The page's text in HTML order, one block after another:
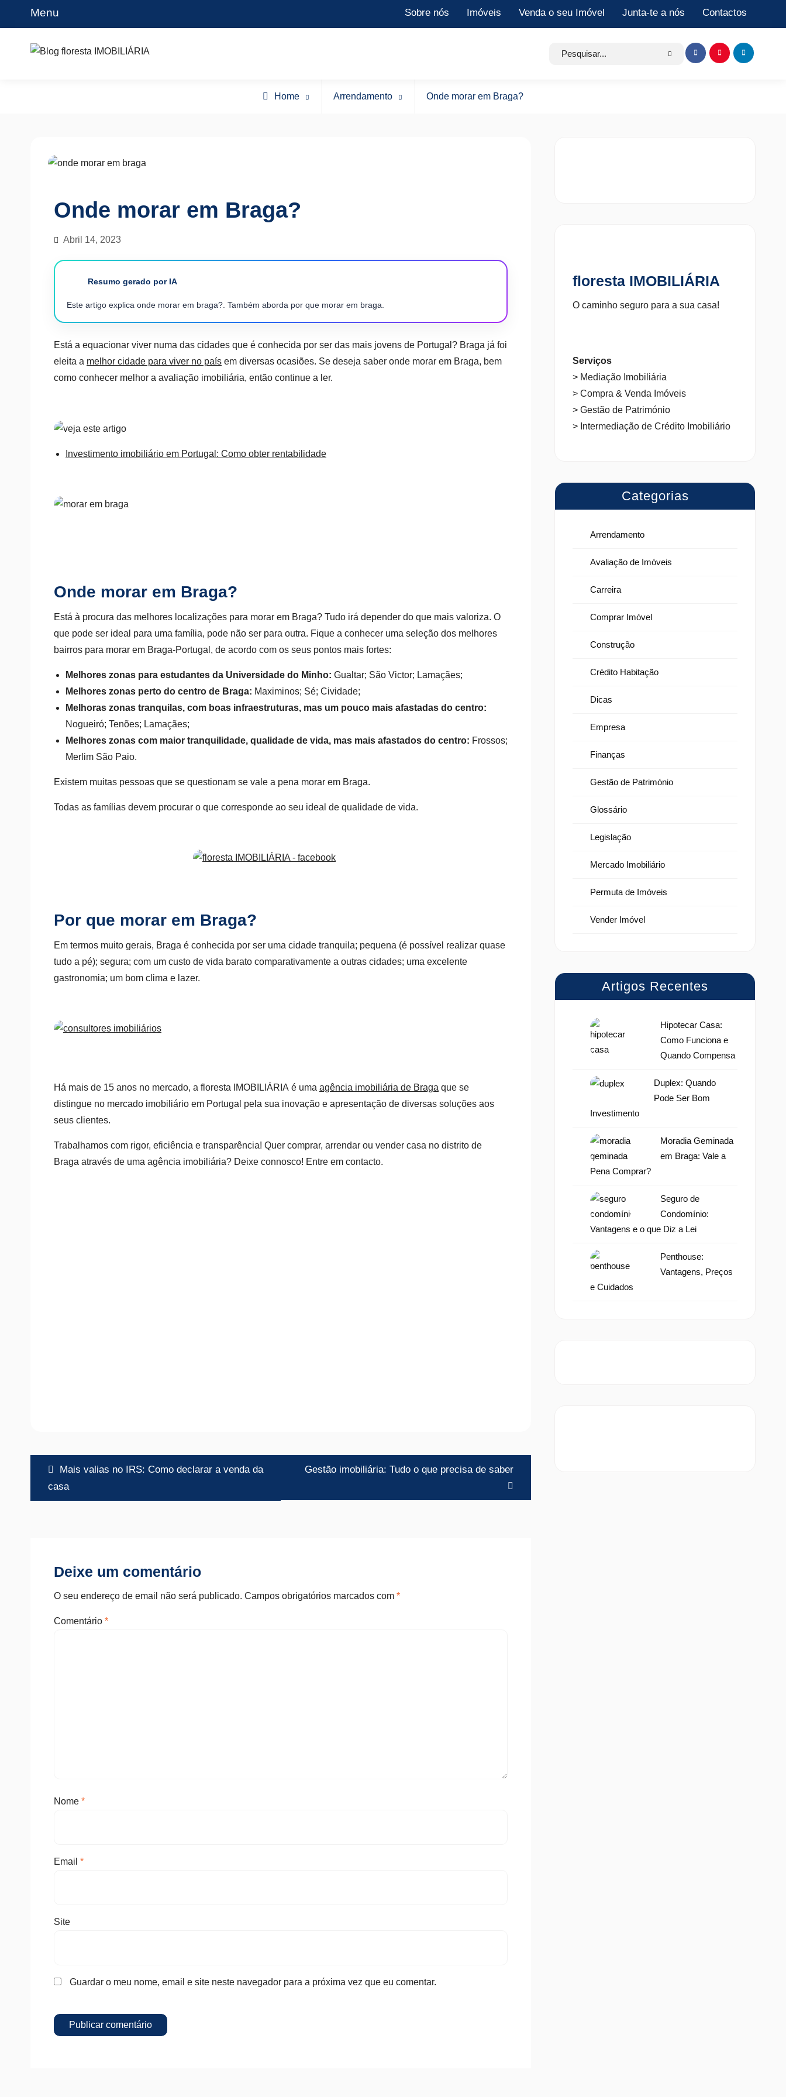
Menu Sobre nós Imóveis Venda o seu Imóvel Junta-te a nós Contactos
Blog floresta IMOBILIÁRIA
Search
Item
Item
Item
Home
Arrendamento Onde morar em Braga?
Onde morar em Braga?
Abril 14, 2023
Resumo gerado por IA
Este artigo explica onde morar em braga?. Também aborda por que morar em braga.
Está a equacionar viver numa das cidades que é conhecida por ser das mais jovens de Portugal? Braga já foi
eleita a melhor cidade para viver no país em diversas ocasiões. Se deseja saber onde morar em Braga, bem
como conhecer melhor a avaliação imobiliária, então continue a ler.
Investimento imobiliário em Portugal: Como obter rentabilidade
Onde morar em Braga?
Está à procura das melhores localizações para morar em Braga? Tudo irá depender do que mais valoriza. O
que pode ser ideal para uma família, pode não ser para outra. Fique a conhecer uma seleção dos melhores
bairros para morar em Braga-Portugal, de acordo com os seus pontos mais fortes:
Melhores zonas para estudantes da Universidade do Minho: Gualtar; São Victor; Lamaçães;
Melhores zonas perto do centro de Braga: Maximinos; Sé; Cividade;
Melhoras zonas tranquilas, com boas infraestruturas, mas um pouco mais afastadas do centro:
Nogueiró; Tenões; Lamaçães;
Melhores zonas com maior tranquilidade, qualidade de vida, mas mais afastados do centro: Frossos;
Merlim São Paio.
Existem muitas pessoas que se questionam se vale a pena morar em Braga.
Todas as famílias devem procurar o que corresponde ao seu ideal de qualidade de vida.
Por que morar em Braga?
Em termos muito gerais, Braga é conhecida por ser uma cidade tranquila; pequena (é possível realizar quase
tudo a pé); segura; com um custo de vida barato comparativamente a outras cidades; uma excelente
gastronomia; um bom clima e lazer.
Há mais de 15 anos no mercado, a floresta IMOBILIÁRIA é uma agência imobiliária de Braga que se
distingue no mercado imobiliário em Portugal pela sua inovação e apresentação de diversas soluções aos
seus clientes.
Trabalhamos com rigor, eficiência e transparência! Quer comprar, arrendar ou vender casa no distrito de
Braga através de uma agência imobiliária? Deixe connosco! Entre em contacto.
Navegação
de
Mais valias no IRS: Como declarar a venda da
casa
Gestão imobiliária: Tudo o que precisa de saber
Deixe um comentário
O seu endereço de email não será publicado. Campos obrigatórios marcados com *
Comentário *
Nome *
Email *
Site
Guardar o meu nome, email e site neste navegador para a próxima vez que eu comentar.
floresta IMOBILIÁRIA
O caminho seguro para a sua casa!
Serviços
> Mediação Imobiliária
> Compra & Venda Imóveis
> Gestão de Património
> Intermediação de Crédito Imobiliário
Categorias
Arrendamento
Avaliação de Imóveis
Carreira
Comprar Imóvel
Construção
Crédito Habitação
Dicas
Empresa
Finanças
Gestão de Património
Glossário
Legislação
Mercado Imobiliário
Permuta de Imóveis
Vender Imóvel
Artigos Recentes
Hipotecar Casa:
Como Funciona e
Quando Compensa
Duplex: Quando
Pode Ser Bom
Investimento
Moradia Geminada
em Braga: Vale a
Pena Comprar?
Seguro de
Condomínio:
Vantagens e o que Diz a Lei
Penthouse:
Vantagens, Preços
e Cuidados